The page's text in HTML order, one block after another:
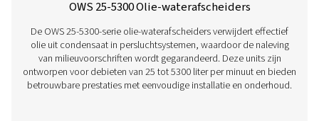
prestaties op minerale of op minerale basis gebaseerde
smeermiddelen moeten zoals hierboven zijn, ongeacht
compressor, de condensaatafvoertechnologie of het
voorwaarde dat het geproduceerde condensaat geen
emulsie is.